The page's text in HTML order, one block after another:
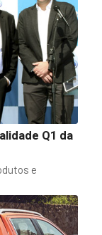
Q1 da
e